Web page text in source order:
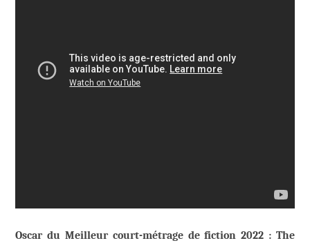
Oscar du Meilleur court-métrage de fiction 2022 : The